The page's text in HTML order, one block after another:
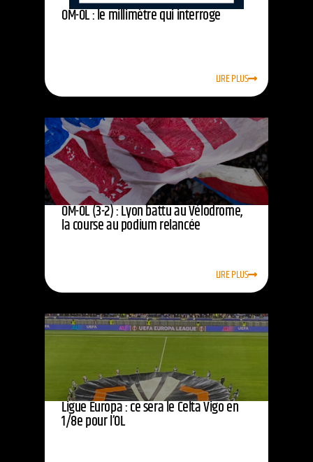
OM-OL : le millimètre qui interroge
LIRE PLUS
OM-OL (3-2) : Lyon battu au Vélodrome,
la course au podium relancée
LIRE PLUS
Ligue Europa : ce sera le Celta Vigo en
1/8e pour l’OL